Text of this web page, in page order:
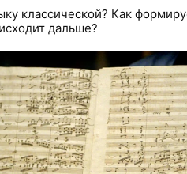
классической? Как
дальше?